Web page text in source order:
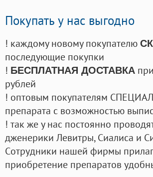
Покупать у нас выгодно
! каждому новому покупателю
последующие покупки
! БЕСПЛАТНАЯ ДОСТАВКА
рублей
! оптовым покупателям
препарата с возможностью
! так же у нас постоянно
дженерики Левитры, Сиалиса и
Cотрудники нашей фирмы
приобретение препаратов